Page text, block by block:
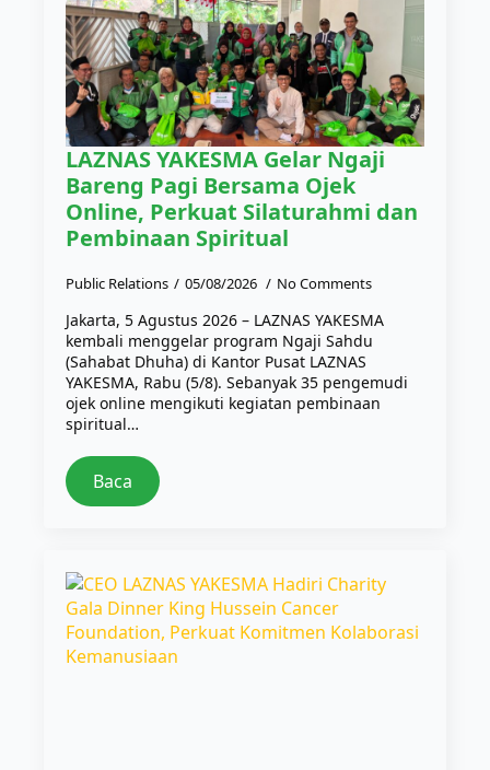
LAZNAS YAKESMA Gelar Ngaji
Bareng Pagi Bersama Ojek
Online, Perkuat Silaturahmi dan
Pembinaan Spiritual
Public Relations 05/08/2026 No Comments
Jakarta, 5 Agustus 2026 – LAZNAS YAKESMA
kembali menggelar program Ngaji Sahdu
(Sahabat Dhuha) di Kantor Pusat LAZNAS
YAKESMA, Rabu (5/8). Sebanyak 35 pengemudi
ojek online mengikuti kegiatan pembinaan
spiritual…
Baca